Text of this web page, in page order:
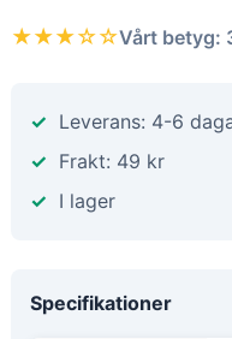
★★★☆☆Vårt betyg:
Leverans: 4-6
Frakt: 49 kr
I lager
Specifikationer